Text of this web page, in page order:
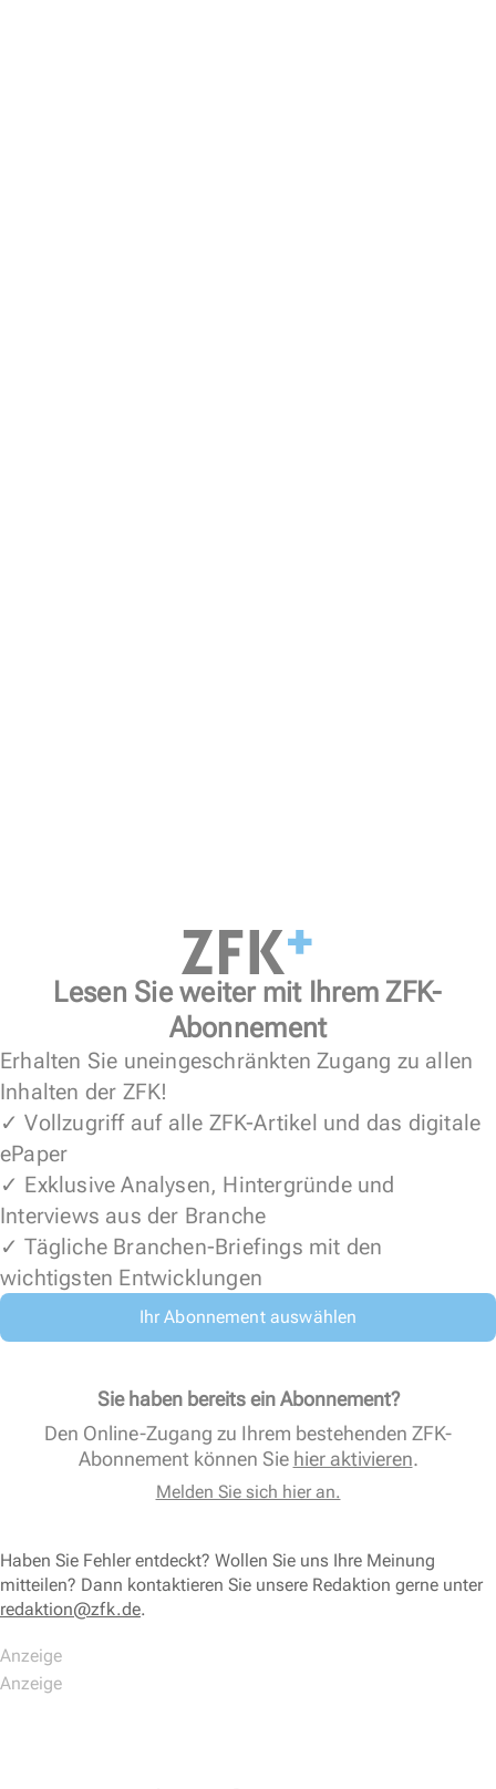
Lesen Sie weiter mit Ihrem ZFK-
Abonnement
Erhalten Sie uneingeschränkten Zugang zu allen
Inhalten der ZFK!
✓ Vollzugriff auf alle ZFK-Artikel und das digitale
ePaper
✓ Exklusive Analysen, Hintergründe und
Interviews aus der Branche
✓ Tägliche Branchen-Briefings mit den
wichtigsten Entwicklungen
Ihr Abonnement auswählen
Sie haben bereits ein Abonnement?
Den Online-Zugang zu Ihrem bestehenden ZFK-
Abonnement können Sie hier aktivieren.
Melden Sie sich hier an.
Haben Sie Fehler entdeckt? Wollen Sie uns Ihre Meinung
mitteilen? Dann kontaktieren Sie unsere Redaktion gerne unter
redaktion@zfk.de.